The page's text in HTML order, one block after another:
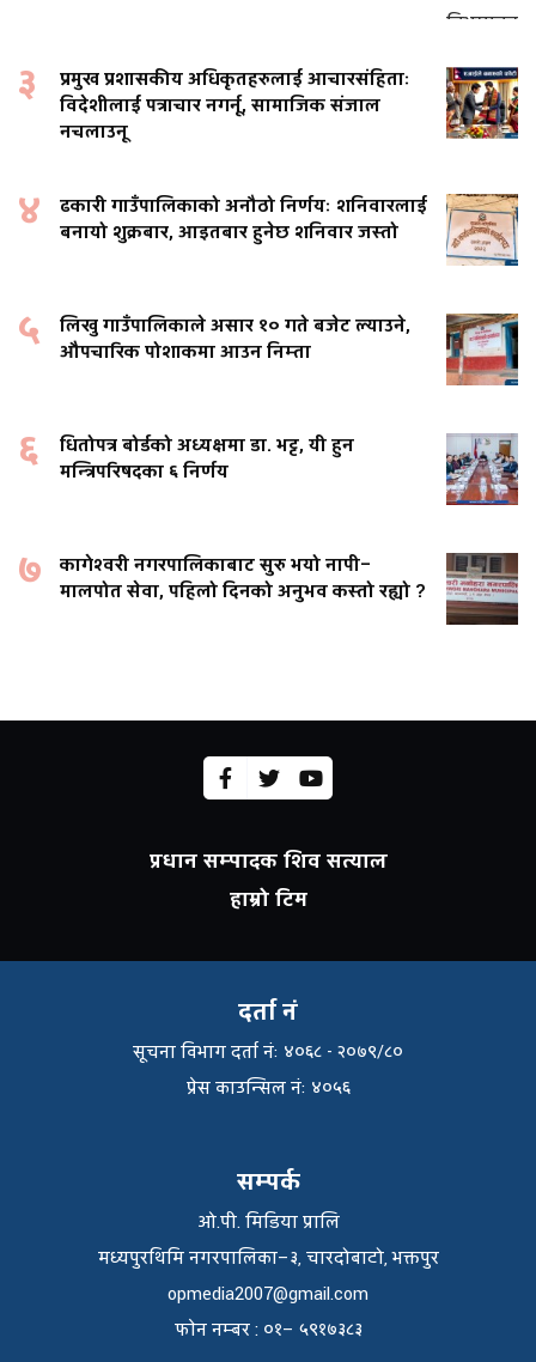
३
प्रमुख प्रशासकीय अधिकृतहरुलाई आचारसंहिताः
विदेशीलाई पत्राचार नगर्नू, सामाजिक संजाल
नचलाउनू
४
ढकारी गाउँपालिकाको अनौठो निर्णयः शनिवारलाई
बनायो शुक्रबार, आइतबार हुनेछ शनिवार जस्तो
५
लिखु गाउँपालिकाले असार १० गते बजेट ल्याउने,
औपचारिक पोशाकमा आउन निम्ता
६
धितोपत्र बोर्डको अध्यक्षमा डा. भट्ट, यी हुन
मन्त्रिपरिषदका ६ निर्णय
७
कागेश्वरी नगरपालिकाबाट सुरु भयो नापी–
मालपोत सेवा, पहिलो दिनको अनुभव कस्तो रह्यो ?
प्रधान सम्पादक शिव सत्याल
हाम्रो टिम
दर्ता नं
सूचना विभाग दर्ता नंः ४०६८ - २०७९/८०
प्रेस काउन्सिल नंः ४०५६
सम्पर्क
ओ.पी. मिडिया प्रालि
मध्यपुरथिमि नगरपालिका–३, चारदोबाटो, भक्तपुर
opmedia2007@gmail.com
फाेन नम्बर : ०१– ५९१७३८३